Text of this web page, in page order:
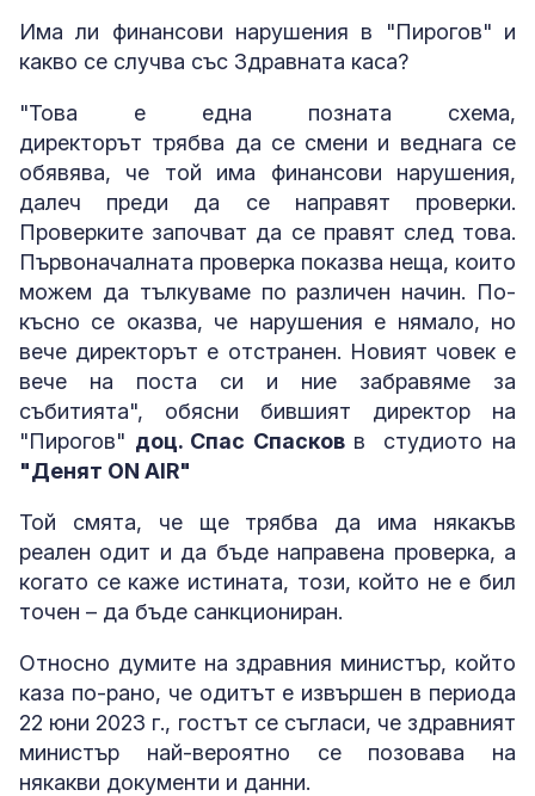
Има ли финансови нарушения в "Пирогов" и
какво се случва със Здравната каса?
"Това е една позната схема,
директорът трябва да се смени и веднага се
обявява, че той има финансови нарушения,
далеч преди да се направят проверки.
Проверките започват да се правят след това.
Първоначалната проверка показва неща, които
можем да тълкуваме по различен начин. По-
късно се оказва, че нарушения е нямало, но
вече директорът е отстранен. Новият човек е
вече на поста си и ние забравяме за
събитията", обясни бившият директор на
"Пирогов" доц. Спас Спасковв студиото на
"Денят ON AIR"
Той смята, че ще трябва да има някакъв
реален одит и да бъде направена проверка, а
когато се каже истината, този, който не е бил
точен – да бъде санкциониран.
Относно думите на здравния министър, който
каза по-рано, че одитът е извършен в периода
22 юни 2023 г., гостът се съгласи, че здравният
министър най-вероятно се позовава на
някакви документи и данни.